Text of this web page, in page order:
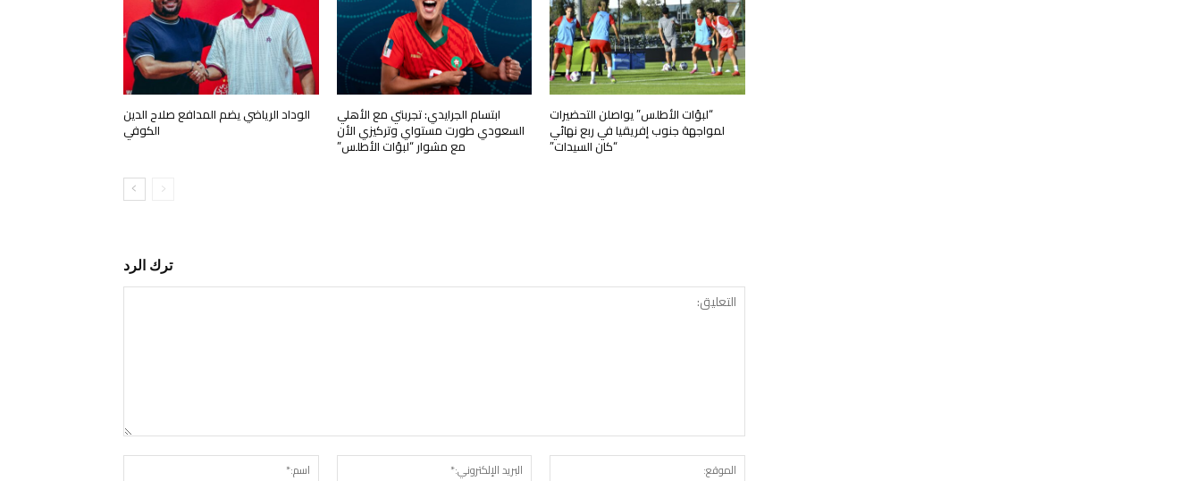
“لبؤات الأطلس” يواصلن التحضيرات
لمواجهة جنوب إفريقيا في ربع نهائي
“كان السيدات”
ابتسام الجرايدي: تجربتي مع الأهلي
السعودي طورت مستواي وتركيزي الأن
مع مشوار “لبؤات الأطلس”
الوداد الرياضي يضم المدافع صلاح الدين
الكوفي
ترك الرد
التعليق:
اسم:*
البريد
الموقع: